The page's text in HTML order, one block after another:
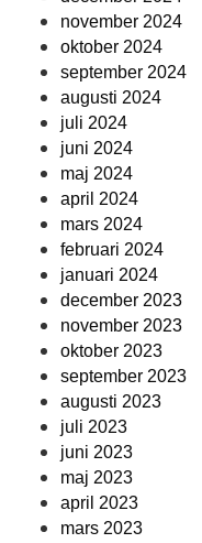
november 2024
oktober 2024
september 2024
augusti 2024
juli 2024
juni 2024
maj 2024
april 2024
mars 2024
februari 2024
januari 2024
december 2023
november 2023
oktober 2023
september 2023
augusti 2023
juli 2023
juni 2023
maj 2023
april 2023
mars 2023